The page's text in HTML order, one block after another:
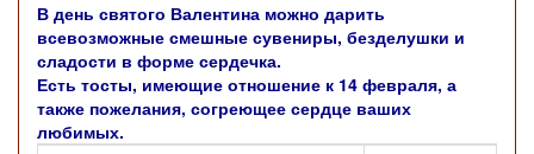
В день святого Валентина можно дарить
всевозможные смешные сувениры, безделушки и
сладости в форме сердечка.
Есть тосты, имеющие отношение к 14 февраля, а
также пожелания, согреющее сердце ваших
любимых.